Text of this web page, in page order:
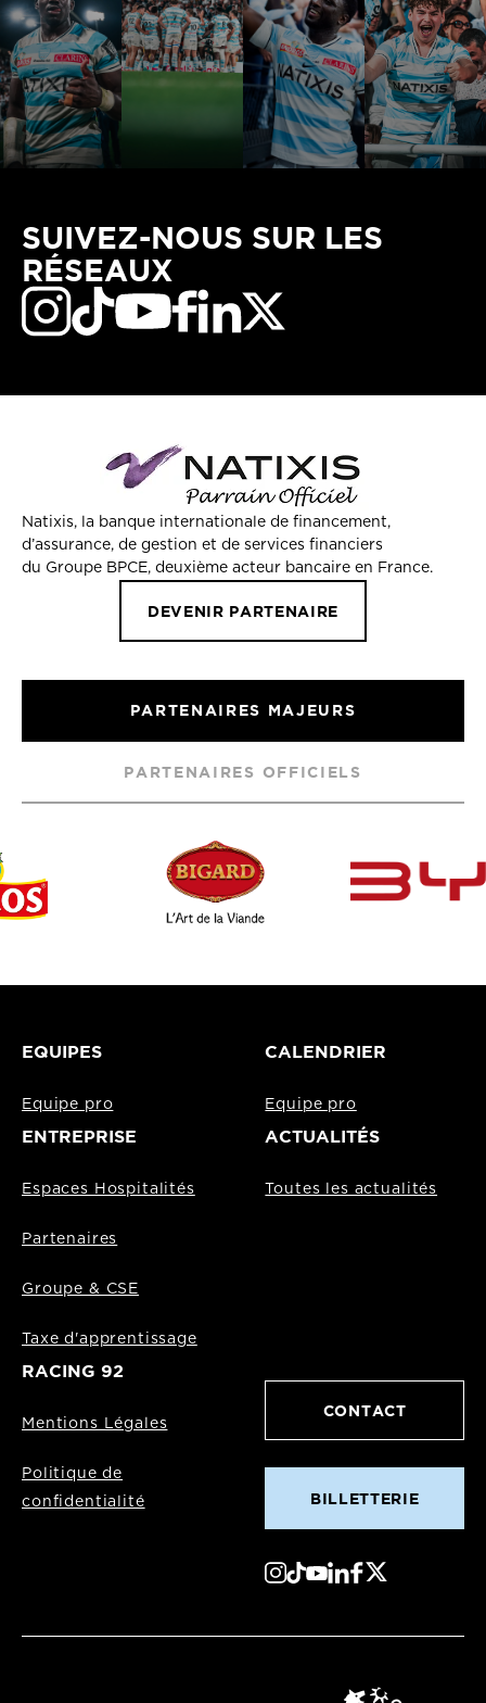
SUIVEZ-NOUS SUR LES
RÉSEAUX
Natixis, la banque internationale de financement,
d’assurance, de gestion et de services financiers
du Groupe BPCE, deuxième acteur bancaire en France.
DEVENIR PARTENAIRE
PARTENAIRES MAJEURS
PARTENAIRES OFFICIELS
EQUIPES
Equipe pro
CALENDRIER
Equipe pro
ENTREPRISE
Espaces Hospitalités
Partenaires
Groupe & CSE
Taxe d'apprentissage
ACTUALITÉS
Toutes les actualités
RACING 92
Mentions Légales
Politique de
confidentialité
CONTACT
BILLETTERIE